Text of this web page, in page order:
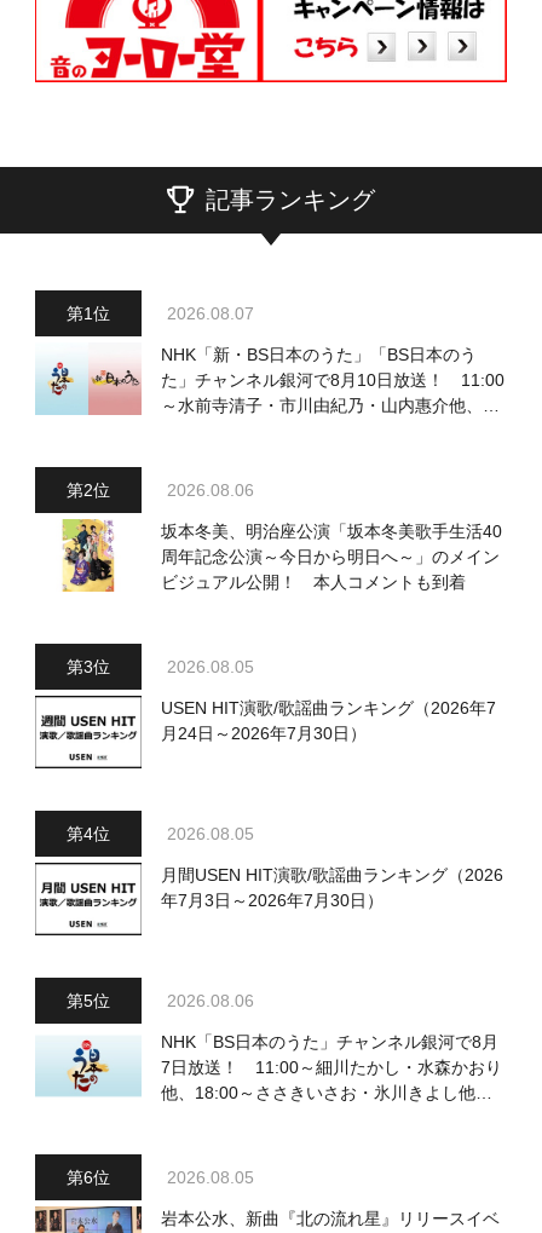
記事ランキング
2026.08.07
NHK「新・BS日本のうた」「BS日本のう
た」チャンネル銀河で8月10日放送！ 11:00
～水前寺清子・市川由紀乃・山内惠介他、
2026.08.06
坂本冬美、明治座公演「坂本冬美歌手生活40
周年記念公演～今日から明日へ～」のメイン
ビジュアル公開！ 本人コメントも到着
2026.08.05
USEN HIT演歌/歌謡曲ランキング（2026年7
月24日～2026年7月30日）
2026.08.05
月間USEN HIT演歌/歌謡曲ランキング（2026
年7月3日～2026年7月30日）
2026.08.06
NHK「BS日本のうた」チャンネル銀河で8月
7日放送！ 11:00～細川たかし・水森かおり
他、18:00～ささきいさお・氷川きよし他登
2026.08.05
岩本公水、新曲『北の流れ星』リリースイベ